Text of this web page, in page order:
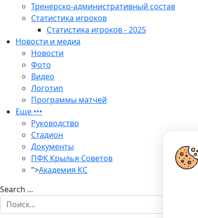
Тренерско-административный состав
Статистика игроков
Статистика игроков - 2025
Новости и медиа
Новости
Фото
Видео
Логотип
Программы матчей
Еще •••
Руководство
Стадион
Документы
ПФК Крылья Советов
">Академия КС
Search ...